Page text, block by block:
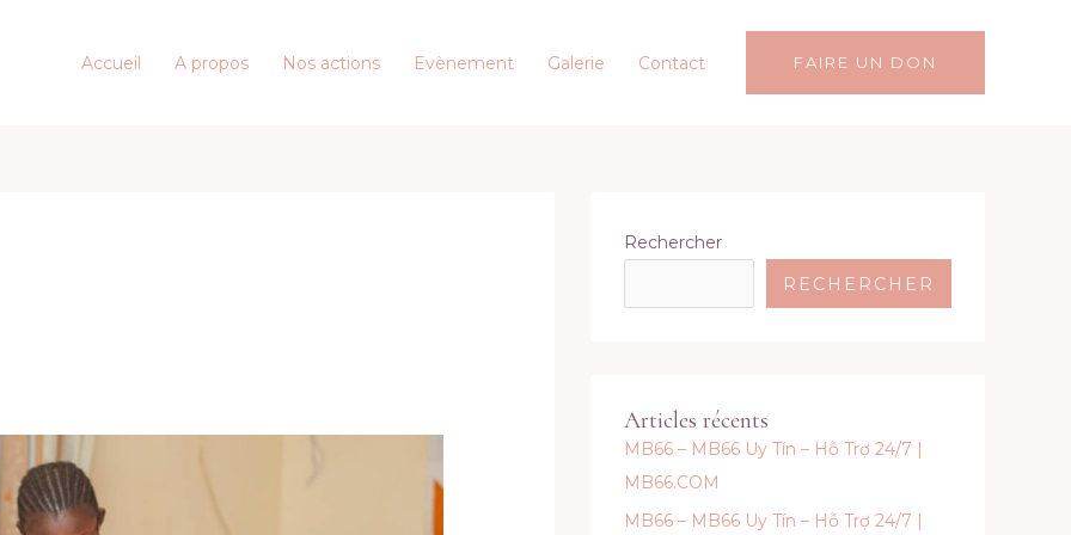
Accueil A propos Nos actions Evènement Galerie Contact FAIRE UN DON
Rechercher
RECHERCHER
Articles récents
MB66 – MB66 Uy Tín – Hỗ Trợ 24/7 |
MB66.COM
MB66 – MB66 Uy Tín – Hỗ Trợ 24/7 |